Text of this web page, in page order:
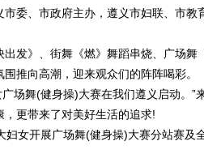
、市政府主办，遵义市妇联、市教
》、街舞《燃》舞蹈串烧、广场舞
推向高潮，迎来观众们的阵阵喝彩。
场舞(健身操)大赛在我们遵义启动。”
更带来了对美好生活的追求!
开展广场舞(健身操)大赛分站赛及全